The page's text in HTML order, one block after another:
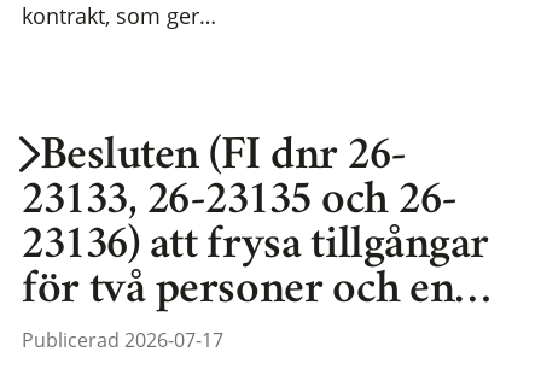
kontrakt, som ger…
Besluten (FI dnr 26-
23133, 26-23135 och 26-
23136) att frysa tillgångar
för två personer och en…
Publicerad 2026-07-17